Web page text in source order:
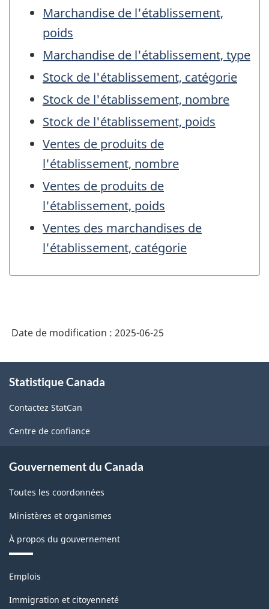
Marchandise de l'établissement,
poids
Marchandise de l'établissement, type
Stock de l'établissement, catégorie
Stock de l'établissement, nombre
Stock de l'établissement, poids
Ventes de produits de
l'établissement, nombre
Ventes de produits de
l'établissement, poids
Ventes des marchandises de
l'établissement, catégorie
Date de modification : 2025-06-25
propos
ce
site
Statistique Canada
Contactez StatCan
Centre de confiance
Gouvernement du Canada
Toutes les coordonnées
Ministères et organismes
À propos du gouvernement
Thèmes
sujets
Emplois
Immigration et citoyenneté